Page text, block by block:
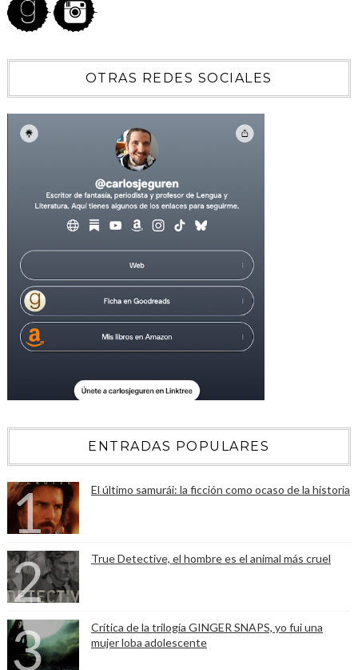
OTRAS REDES SOCIALES
ENTRADAS POPULARES
El último samurái: la ficción como ocaso de la historia
True Detective, el hombre es el animal más cruel
Crítica de la trilogía GINGER SNAPS, yo fui una
mujer loba adolescente